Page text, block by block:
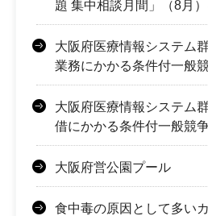
題 集中相談月間」（8月
大阪府医療情報システム
業務にかかる条件付一般
大阪府医療情報システム
借にかかる条件付一般競
大阪府営公園プール
食中毒の原因として多い